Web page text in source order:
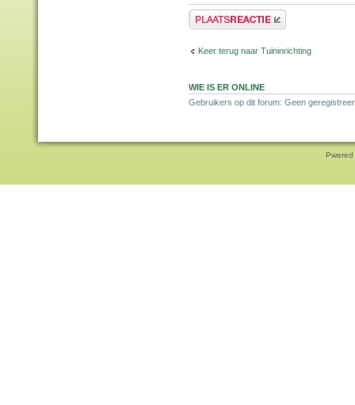
Plaats een reactie
Keer terug naar Tuininrichting
WIE IS ER ONLINE
Gebruikers op dit forum: Geen